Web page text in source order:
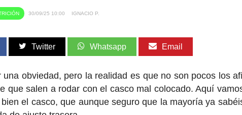
30/09/25 10:00 IGNACIO P.
Twitter Whatsapp Email
una obviedad, pero la realidad es que no son pocos los
que salen a rodar con el casco mal colocado. Aquí
el casco, que aunque seguro que la mayoría ya